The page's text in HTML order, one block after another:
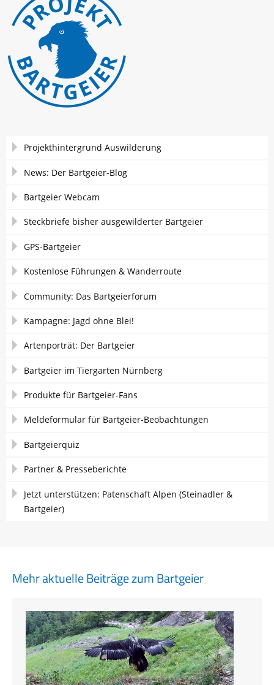
Navigation
Projekthintergrund Auswilderung
News: Der Bartgeier-Blog
Bartgeier Webcam
Steckbriefe bisher ausgewilderter Bartgeier
GPS-Bartgeier
Kostenlose Führungen & Wanderroute
Community: Das Bartgeierforum
Kampagne: Jagd ohne Blei!
Artenporträt: Der Bartgeier
Bartgeier im Tiergarten Nürnberg
Produkte für Bartgeier-Fans
Meldeformular für Bartgeier-Beobachtungen
Bartgeierquiz
Partner & Presseberichte
Jetzt unterstützen: Patenschaft Alpen (Steinadler &
Bartgeier)
Mehr aktuelle Beiträge zum Bartgeier